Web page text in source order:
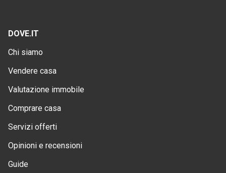
DOVE.IT
Chi siamo
Vendere casa
Valutazione immobile
Comprare casa
Servizi offerti
Opinioni e recensioni
Guide